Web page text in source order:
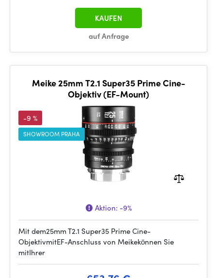
auf Anfrage
KAUFEN
Meike 25mm T2.1 Super35 Prime Cine-
Objektiv (EF-Mount)
-9 %
SHOWROOM PRAHA
Aktion: -9%
Mit dem25mm T2.1 Super35 Prime Cine-
ObjektivmitEF-Anschluss von Meikekönnen Sie
mitIhrer